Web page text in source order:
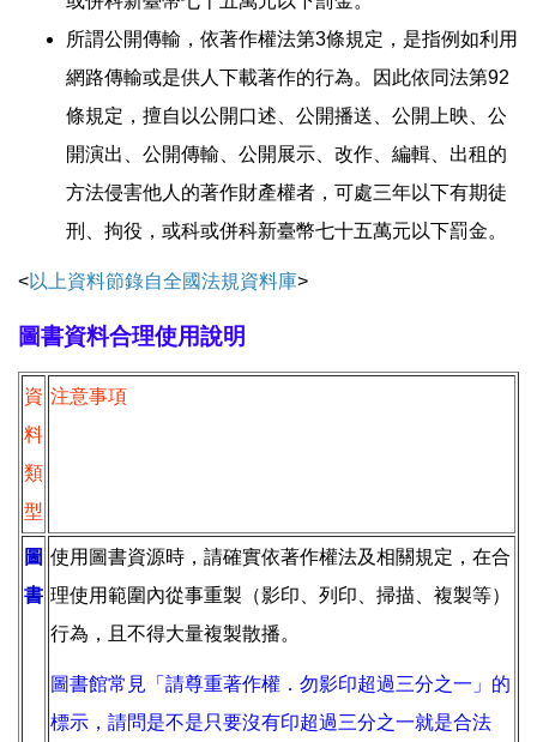
所謂公開傳輸，依著作權法第3條規定，是指例如利用
網路傳輸或是供人下載著作的行為。因此依同法第92
條規定，擅自以公開口述、公開播送、公開上映、公
開演出、公開傳輸、公開展示、改作、編輯、出租的
方法侵害他人的著作財產權者，可處三年以下有期徒
刑、拘役，或科或併科新臺幣七十五萬元以下罰金。
<以上資料節錄自全國法規資料庫>
圖書資料合理使用說明
資
料
類
型
注意事項
圖
書
使用圖書資源時，請確實依著作權法及相關規定，在合
理使用範圍內從事重製（影印、列印、掃描、複製等）
行為，且不得大量複製散播。
圖書館常見「請尊重著作權．勿影印超過三分之一」的
標示，請問是不是只要沒有印超過三分之一就是合法